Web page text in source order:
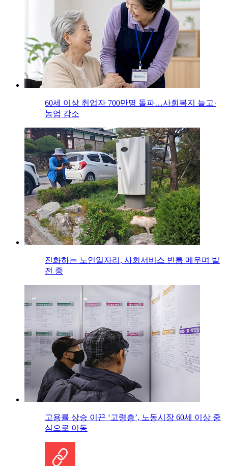
60세 이상 취업자 700만명 돌파…사회복지 늘고·
농업 감소
진화하는 노인일자리, 사회서비스 빈틈 메우며 발
전 중
고용률 상승 이끈 ‘고령층’, 노동시장 60세 이상 중
심으로 이동